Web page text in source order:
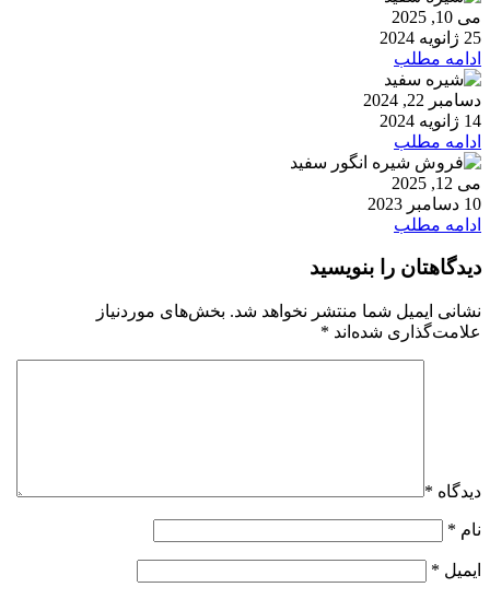
می 10, 2025
25 ژانویه 2024
ادامه مطلب
دسامبر 22, 2024
14 ژانویه 2024
ادامه مطلب
می 12, 2025
10 دسامبر 2023
ادامه مطلب
دیدگاهتان را بنویسید
نشانی ایمیل شما منتشر نخواهد شد. بخش‌های موردنیاز
علامت‌گذاری شده‌اند *
دیدگاه *
نام *
ایمیل *